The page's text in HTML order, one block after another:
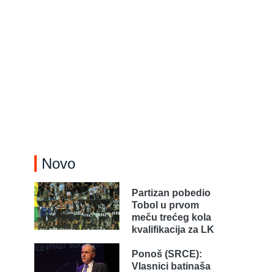
Novo
Partizan pobedio
Tobol u prvom
meču trećeg kola
kvalifikacija za LK
Ponoš (SRCE):
Vlasnici batinaša